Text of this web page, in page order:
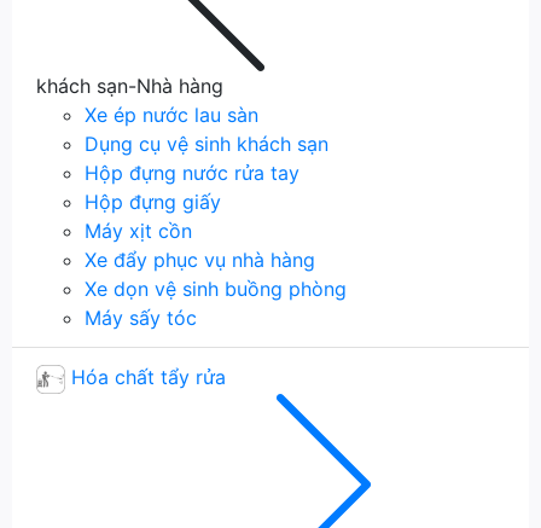
khách sạn-Nhà hàng
Xe ép nước lau sàn
Dụng cụ vệ sinh khách sạn
Hộp đựng nước rửa tay
Hộp đựng giấy
Máy xịt cồn
Xe đẩy phục vụ nhà hàng
Xe dọn vệ sinh buồng phòng
Máy sấy tóc
Hóa chất tẩy rửa